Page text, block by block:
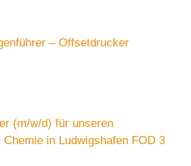
– Offsetdrucker
(m/w/d) für unseren
in Ludwigshafen FOD 3